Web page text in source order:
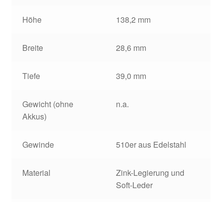
Höhe 138,2 mm
Breite 28,6 mm
Tiefe 39,0 mm
Gewicht (ohne
Akkus)
n.a.
Gewinde 510er aus Edelstahl
Material
Zink-Legierung und
Soft-Leder